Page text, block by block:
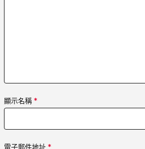
顯示名稱 *
電子郵件地址 *